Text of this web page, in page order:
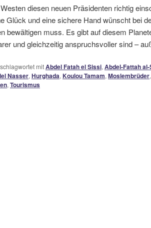
diesen neuen Präsidenten richtig
Glück und eine sichere Hand wünscht bei
bewältigen muss. Es gibt auf diesem
und gleichzeitig anspruchsvoller sind –
mitAbdel Fatah el Sissi, Abdel-Fattah
Nasser, Hurghada, Koulou Tamam, Moslembrüder,
, Tourismus